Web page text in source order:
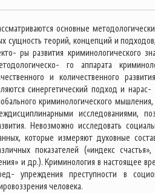
основные
сущность теорий, концепций и
ры развития криминологического
го аппарата
и количественного
синергетический подход и
криминологического
исследованиями,
Невозможно исследовать
которые измеряют духовные
показателей («индекс
и др.). Криминология в настоящее
упреждения преступности в
человека.